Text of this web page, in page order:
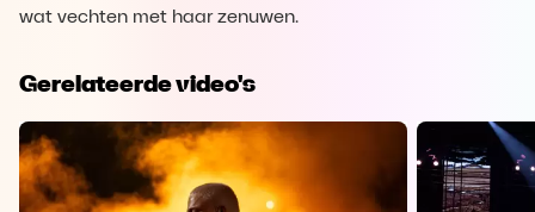
wat vechten met haar zenuwen.
Gerelateerde video's